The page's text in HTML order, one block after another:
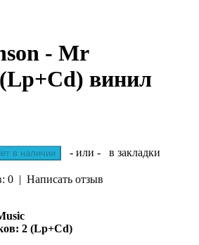
- Mr
винил
- или -
в закладки
0 | Написать отзыв
2 (Lp+Cd)